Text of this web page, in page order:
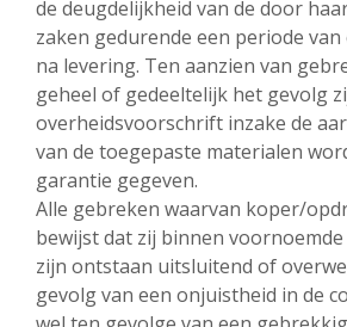
de deugdelijkheid van de door
zaken gedurende een periode van
na levering. Ten aanzien van
geheel of gedeeltelijk het gevolg
overheidsvoorschrift inzake de
van de toegepaste materialen
garantie gegeven.
Alle gebreken waarvan koper/
bewijst dat zij binnen
zijn ontstaan uitsluitend of
gevolg van een onjuistheid in de